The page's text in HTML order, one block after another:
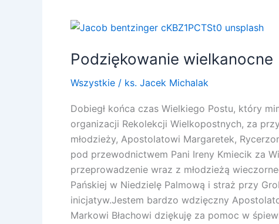
Podziękowanie wielkanocne
Wszystkie / ks. Jacek Michalak
Dobiegł końca czas Wielkiego Postu, który
organizacji Rekolekcji Wielkopostnych, za
młodzieży, Apostolatowi Margaretek,
pod przewodnictwem Pani Ireny Kmiecik za
przeprowadzenie wraz z młodzieżą
Pańskiej w Niedzielę Palmową i straż przy
inicjatyw.Jestem bardzo wdzięczny
Markowi Błachowi dziękuję za pomoc w
Podziękowanie